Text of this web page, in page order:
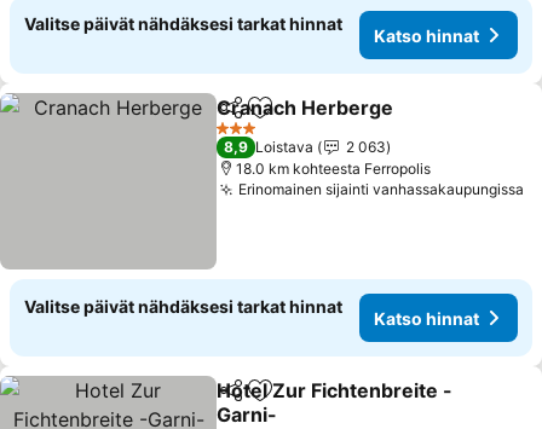
Valitse päivät nähdäksesi tarkat hinnat
Katso hinnat
Jaa Lisää suosikkeihin
Cranach Herberge
3 Tähtiluokitus
8,9 Loistava
2 063
18.0 km kohteesta Ferropolis
Erinomainen sijainti vanhassakaupungissa
Valitse päivät nähdäksesi tarkat hinnat
Katso hinnat
Jaa Lisää suosikkeihin
Hotel Zur Fichtenbreite -
Garni-